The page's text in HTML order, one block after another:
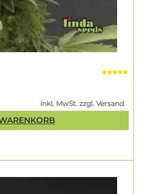
inkl. MwSt. zzgl. Versand